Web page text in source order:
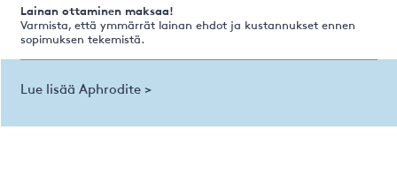
Lainan ottaminen maksaa!
Varmista, että ymmärrät lainan ehdot ja kustannukset ennen
sopimuksen tekemistä.
Lue lisää Aphrodite >